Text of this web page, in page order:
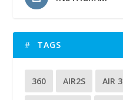
TAGS
360 AIR2S AIR 3